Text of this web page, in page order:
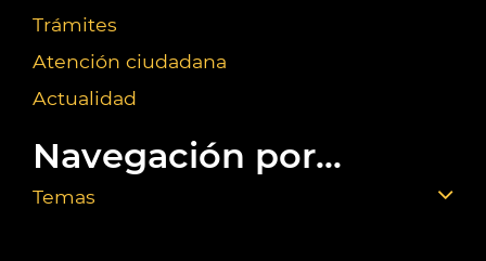
Trámites
Atención ciudadana
Actualidad
Navegación por...
Temas